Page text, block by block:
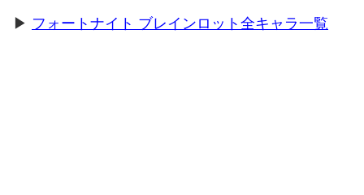
▶ フォートナイト ブレインロット全キャラ一覧